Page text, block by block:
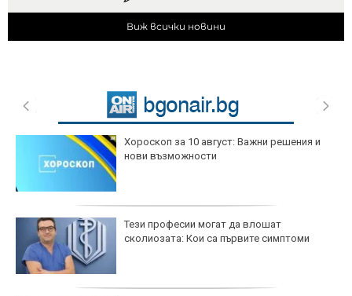
Виж всички новини
Хороскоп за 10 август: Важни решения и
нови възможности
Тези професии могат да влошат
сколиозата: Кои са първите симптоми